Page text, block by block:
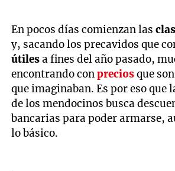
En pocos días comienzan las
y, sacando los precavidos que
útilesa fines del año pasado,
encontrando conpreciosque
que imaginaban. Es por eso que
de los mendocinos busca
bancarias para poder armarse,
lo básico.